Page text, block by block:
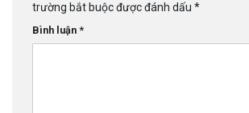
trường bắt buộc được đánh dấu *
Bình luận *